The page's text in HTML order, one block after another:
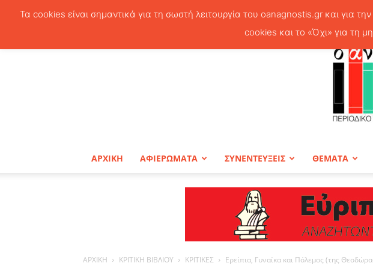
ΑΡΧΙΚΗ ΑΦΙΕΡΩΜΑΤΑ ΣΥΝΕΝΤΕΥΞΕΙΣ ΘΕΜΑΤΑ
ΑΡΧΙΚΗ ΚΡΙΤΙΚΗ ΒΙΒΛΙΟΥ ΚΡΙΤΙΚΕΣ Ερείπια, Γυναίκα και Πόλεμος (της
Τα cookies είναι σημαντικά για τη σωστή λειτουργία του oanagnostis.gr και για
cookies και το «Όχι» για τη